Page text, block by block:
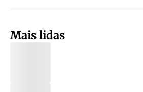
Mais lidas